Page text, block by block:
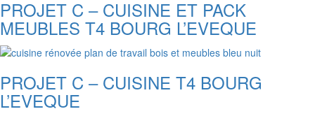
PROJET C – CUISINE ET PACK
MEUBLES T4 BOURG L’EVEQUE
PROJET C – CUISINE T4 BOURG
L’EVEQUE